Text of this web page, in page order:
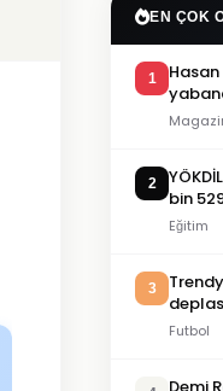
EN ÇOK
1
2
bin
Eğitim
3
Futbol